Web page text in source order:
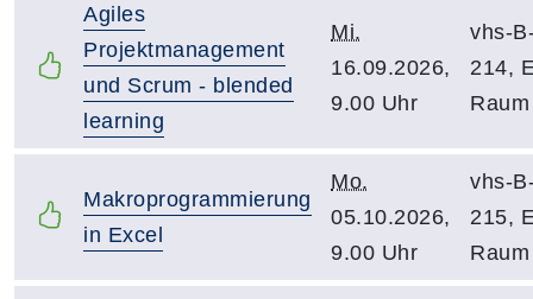
Agiles
Projektmanagement
und Scrum - blended
learning
Mi.
16.09.2026,
9.00 Uhr
vhs-
214,
Raum
Makroprogrammierung
in Excel
Mo.
05.10.2026,
9.00 Uhr
vhs-
215,
Raum